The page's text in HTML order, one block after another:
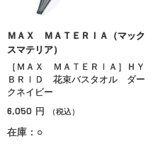
ＭＡＸ ＭＡＴＥＲＩＡ（マック
スマテリア）
［ＭＡＸ ＭＡＴＥＲＩＡ］ＨＹ
ＢＲＩＤ 花束バスタオル ダー
クネイビー
6,050 円 （税込）
在庫：○